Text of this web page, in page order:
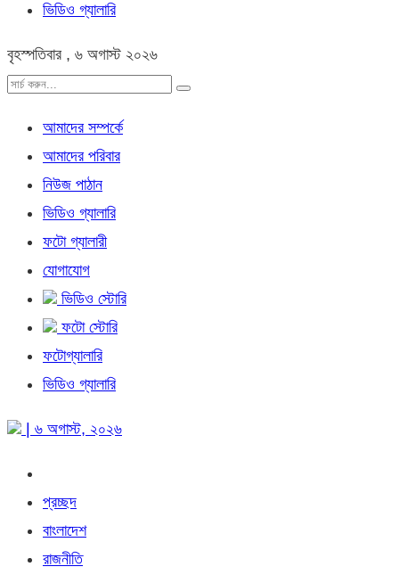
ভিডিও গ্যালারি
বৃহস্পতিবার , ৬ অগাস্ট ২০২৬
আমাদের সম্পর্কে
আমাদের পরিবার
নিউজ পাঠান
ভিডিও গ্যালারি
ফটো গ্যালারী
যোগাযোগ
ভিডিও স্টোরি
ফটো স্টোরি
ফটোগ্যালারি
ভিডিও গ্যালারি
| ৬ অগাস্ট, ২০২৬
প্রচ্ছদ
বাংলাদেশ
রাজনীতি